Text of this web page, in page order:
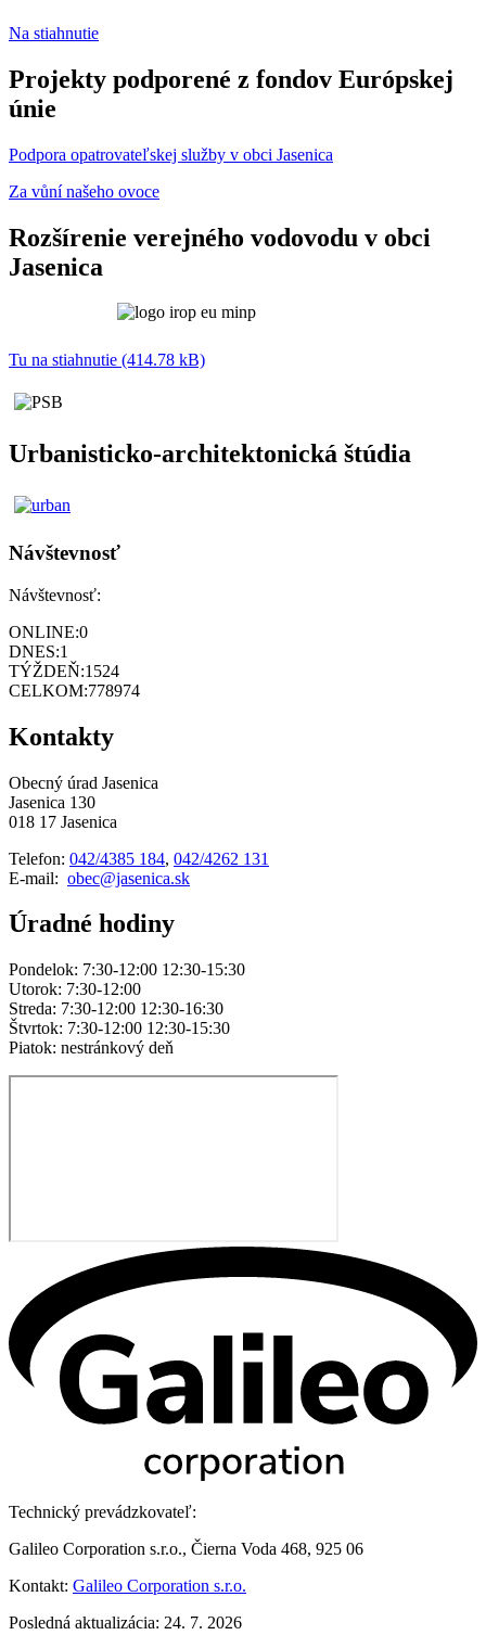
Na stiahnutie
Projekty podporené z fondov Európskej
únie
Podpora opatrovateľskej služby v obci Jasenica
Za vůní našeho ovoce
Rozšírenie verejného vodovodu v obci
Jasenica
Tu na stiahnutie (414.78 kB)
Urbanisticko-architektonická štúdia
Návštevnosť
Návštevnosť:
ONLINE:0
DNES:1
TÝŽDEŇ:1524
CELKOM:778974
Kontakty
Obecný úrad Jasenica
Jasenica 130
018 17 Jasenica
Telefon: 042/4385 184, 042/4262 131
E-mail: obec@jasenica.sk
Úradné hodiny
Pondelok: 7:30-12:00 12:30-15:30
Utorok: 7:30-12:00
Streda: 7:30-12:00 12:30-16:30
Štvrtok: 7:30-12:00 12:30-15:30
Piatok: nestránkový deň
Technický prevádzkovateľ:
Galileo Corporation s.r.o., Čierna Voda 468, 925 06
Kontakt: Galileo Corporation s.r.o.
Posledná aktualizácia: 24. 7. 2026